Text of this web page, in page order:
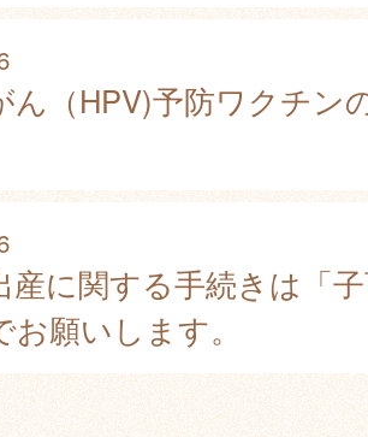
ん（HPV)予防ワクチン
産に関する手続きは「
願いします。